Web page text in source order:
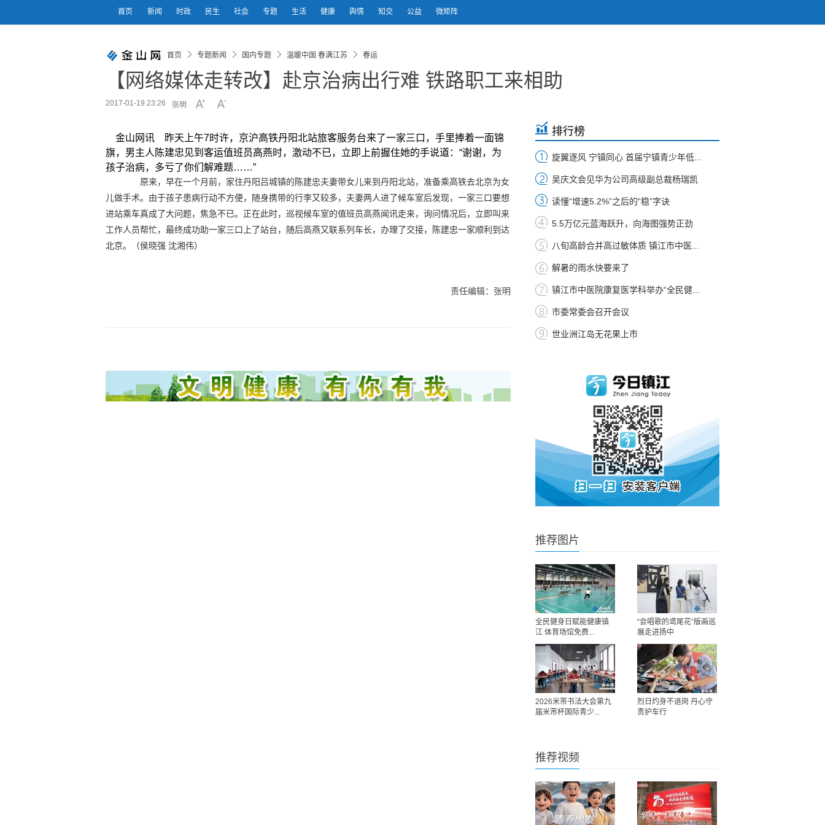
首页 新闻 时政 民生 社会 专题 生活 健康 舆情 知交 公益 微矩阵
首页 专题新闻 国内专题 温暖中国 春满江苏 春运
【网络媒体走转改】赴京治病出行难 铁路职工来相助
2017-01-19 23:26 张明
金山网讯 昨天上午7时许，京沪高铁丹阳北站旅客服务台来了一家三口，手里捧着一面锦
旗，男主人陈建忠见到客运值班员高燕时，激动不已，立即上前握住她的手说道：“谢谢，为
孩子治病，多亏了你们解难题……”
原来，早在一个月前，家住丹阳吕城镇的陈建忠夫妻带女儿来到丹阳北站，准备乘高铁去北京为女
儿做手术。由于孩子患病行动不方便，随身携带的行李又较多，夫妻两人进了候车室后发现，一家三口要想
进站乘车真成了大问题，焦急不已。正在此时，巡视候车室的值班员高燕闻讯走来，询问情况后，立即叫来
工作人员帮忙，最终成功助一家三口上了站台，随后高燕又联系列车长，办理了交接，陈建忠一家顺利到达
北京。（侯晓强 沈湘伟）
责任编辑：张明
排行榜
旋翼逐风 宁镇同心 首届宁镇青少年低...
吴庆文会见华为公司高级副总裁杨瑞凯
读懂“增速5.2%”之后的“稳”字诀
5.5万亿元蓝海跃升，向海图强势正劲
八旬高龄合并高过敏体质 镇江市中医...
解暑的雨水快要来了
镇江市中医院康复医学科举办“全民健...
市委常委会召开会议
世业洲江岛无花果上市
推荐图片
全民健身日赋能健康镇
江 体育场馆免费...
“会唱歌的鸢尾花”版画巡
展走进扬中
2026米芾书法大会第九
届米芾杯国际青少...
烈日灼身不退岗 丹心守
责护车行
推荐视频